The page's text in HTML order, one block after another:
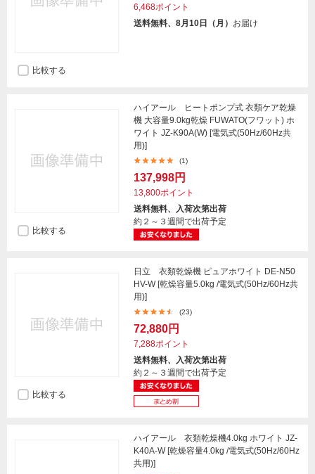
6,468ポイント
送料無料、8月10日（月） お届け
比較する
ハイアール ヒートポンプ式 衣類ケア乾燥
機 大容量9.0kg乾燥 FUWATO(フワット) ホ
ワイト JZ-K90A(W) [電気式(50Hz/60Hz共
用)]
(1)
137,998円
13,800ポイント
送料無料、入荷次第出荷
約２～３週間で出荷予定
比較する
日立 衣類乾燥機 ピュアホワイト DE-N50
HV-W [乾燥容量5.0kg /電気式(50Hz/60Hz共
用)]
(23)
72,880円
7,288ポイント
送料無料、入荷次第出荷
約２～３週間で出荷予定
比較する
ハイアール 衣類乾燥機4.0kg ホワイト JZ-
K40A-W [乾燥容量4.0kg /電気式(50Hz/60Hz
共用)]